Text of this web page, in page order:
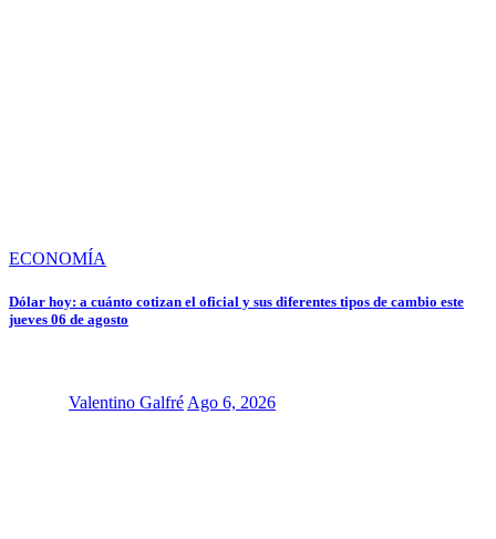
ECONOMÍA
Dólar hoy: a cuánto cotizan el oficial y sus diferentes tipos de cambio este
jueves 06 de agosto
Valentino GalfréAgo 6, 2026